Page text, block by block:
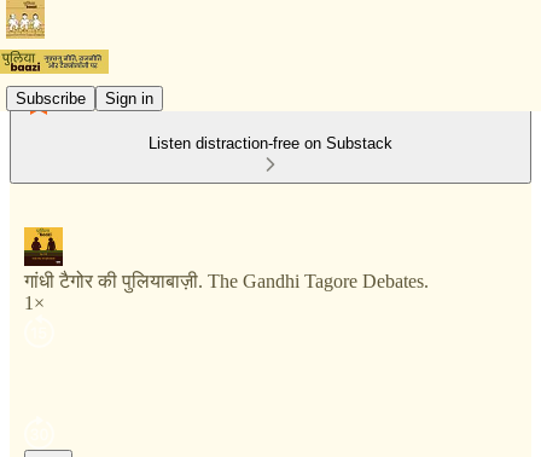
Subscribe Sign in
Listen distraction-free on Substack
गांधी टैगोर की पुलियाबाज़ी. The Gandhi Tagore Debates.
1×